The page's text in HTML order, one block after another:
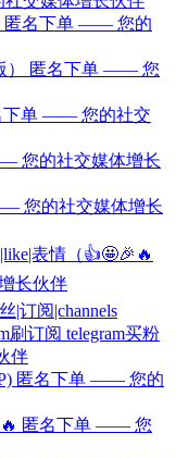
匿名下单 —— 您的
） 匿名下单 —— 您
下单 —— 您的社交
您的社交媒体增长
您的社交媒体增长
表情（👍🤩🎉🔥
长伙伴
|订阅|channels
刷订阅 telegram买粉
伴
匿名下单 —— 您的
匿名下单 —— 您